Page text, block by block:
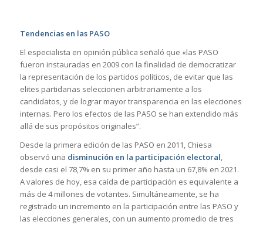
Tendencias en las PASO
El especialista en opinión pública señaló que «las PASO
fueron instauradas en 2009 con la finalidad de democratizar
la representación de los partidos políticos, de evitar que las
elites partidarias seleccionen arbitrariamente a los
candidatos, y de lograr mayor transparencia en las elecciones
internas. Pero los efectos de las PASO se han extendido más
allá de sus propósitos originales”.
Desde la primera edición de las PASO en 2011, Chiesa
observó una disminución en la participación electoral,
desde casi el 78,7% en su primer año hasta un 67,8% en 2021.
A valores de hoy, esa caída de participación es equivalente a
más de 4 millones de votantes. Simultáneamente, se ha
registrado un incremento en la participación entre las PASO y
las elecciones generales, con un aumento promedio de tres